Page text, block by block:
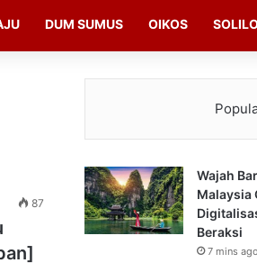
DUM SUMUS OIKOS
87
Wajah
Malaysia
Beraksi
7 mins ago